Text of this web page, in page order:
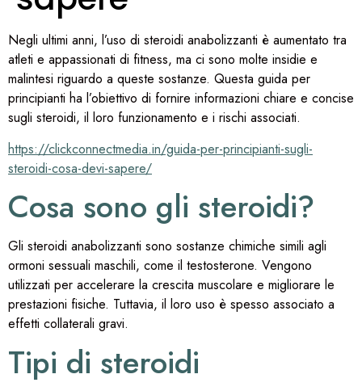
Negli ultimi anni, l’uso di steroidi anabolizzanti è aumentato tra
atleti e appassionati di fitness, ma ci sono molte insidie e
malintesi riguardo a queste sostanze. Questa guida per
principianti ha l’obiettivo di fornire informazioni chiare e concise
sugli steroidi, il loro funzionamento e i rischi associati.
https://clickconnectmedia.in/guida-per-principianti-sugli-
steroidi-cosa-devi-sapere/
Cosa sono gli steroidi?
Gli steroidi anabolizzanti sono sostanze chimiche simili agli
ormoni sessuali maschili, come il testosterone. Vengono
utilizzati per accelerare la crescita muscolare e migliorare le
prestazioni fisiche. Tuttavia, il loro uso è spesso associato a
effetti collaterali gravi.
Tipi di steroidi